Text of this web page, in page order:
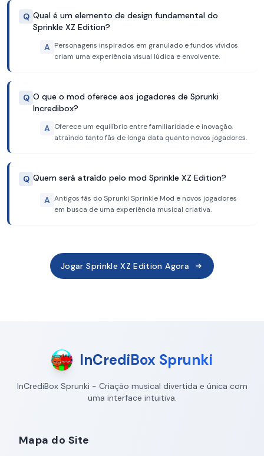
Q Qual é um elemento de design fundamental do
Sprinkle XZ Edition?
A Personagens inspirados em granulado e fundos vívidos
criam uma experiência visual lúdica e envolvente.
Q O que o mod oferece aos jogadores de Sprunki
Incredibox?
A Oferece um equilíbrio entre familiaridade e inovação,
atraindo tanto fãs de longa data quanto novos jogadores.
Q Quem será atraído pelo mod Sprinkle XZ Edition?
A Antigos fãs do Sprunki Sprinkle Mod e novos jogadores
em busca de uma experiência musical criativa.
Jogar Sprinkle XZ Edition Agora
InCrediBox Sprunki
InCrediBox Sprunki - Criação musical divertida e única com
uma interface intuitiva.
Mapa do Site